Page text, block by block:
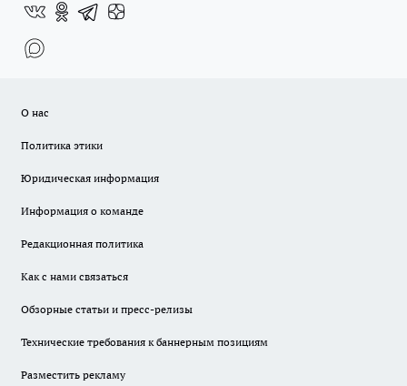
О нас
Политика этики
Юридическая информация
Информация о команде
Редакционная политика
Как с нами связаться
Обзорные статьи и пресс-релизы
Технические требования к баннерным позициям
Разместить рекламу